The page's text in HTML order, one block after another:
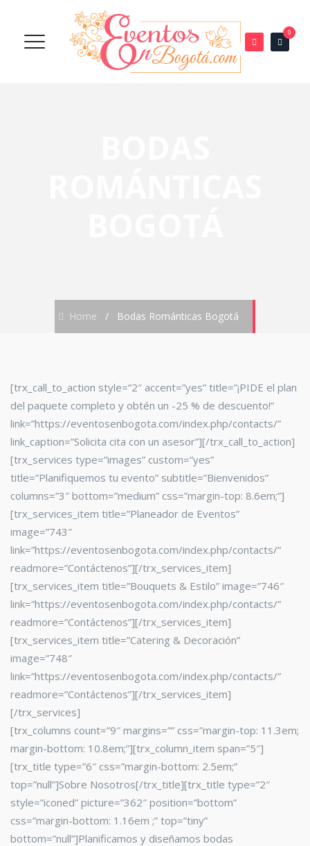
0
Home / Bodas Románticas Bogotá
[trx_call_to_action style=”2″ accent=”yes” title=”¡PIDE el plan
del paquete completo y obtén un -25 % de descuento!”
link=”https://eventosenbogota.com/index.php/contacts/”
link_caption=”Solicita cita con un asesor”][/trx_call_to_action]
[trx_services type=”images” custom=”yes”
title=”Planifiquemos tu evento” subtitle=”Bienvenidos”
columns=”3″ bottom=”medium” css=”margin-top: 8.6em;”]
[trx_services_item title=”Planeador de Eventos”
image=”743″
link=”https://eventosenbogota.com/index.php/contacts/”
readmore=”Contáctenos”][/trx_services_item]
[trx_services_item title=”Bouquets & Estilo” image=”746″
link=”https://eventosenbogota.com/index.php/contacts/”
readmore=”Contáctenos”][/trx_services_item]
[trx_services_item title=”Catering & Decoración”
image=”748″
link=”https://eventosenbogota.com/index.php/contacts/”
readmore=”Contáctenos”][/trx_services_item]
[/trx_services]
[trx_columns count=”9″ margins=”” css=”margin-top: 11.3em;
margin-bottom: 10.8em;”][trx_column_item span=”5″]
[trx_title type=”6″ css=”margin-bottom: 2.5em;”
top=”null”]Sobre Nosotros[/trx_title][trx_title type=”2″
style=”iconed” picture=”362″ position=”bottom”
css=”margin-bottom: 1.16em ;” top=”tiny”
bottom=”null”]Planificamos y diseñamos bodas